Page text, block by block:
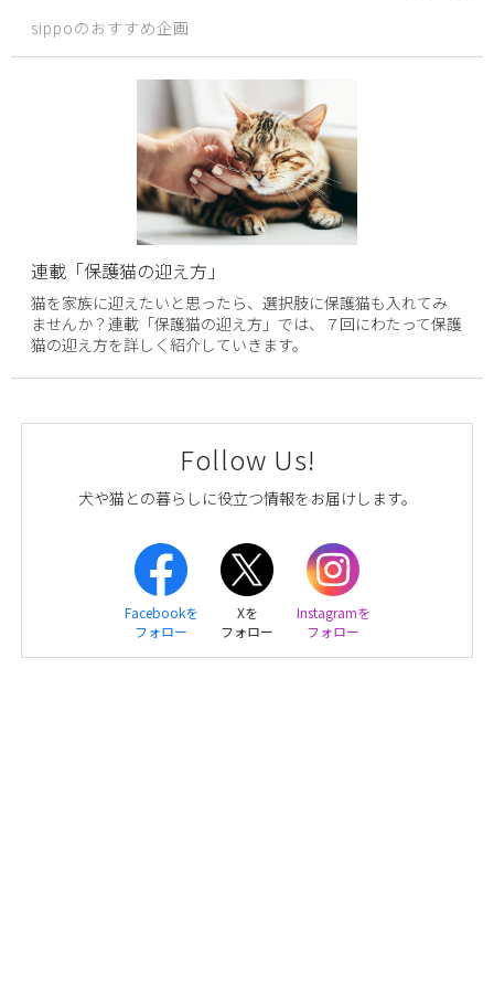
sippoのおすすめ企画
連載「保護猫の迎え方」
猫を家族に迎えたいと思ったら、選択肢に保護猫も入れてみ
ませんか？連載「保護猫の迎え方」では、７回にわたって保護
猫の迎え方を詳しく紹介していきます。
Follow Us!
犬や猫との暮らしに役立つ情報をお届けします。
Facebookを
フォロー
Xを
フォロー
Instagramを
フォロー